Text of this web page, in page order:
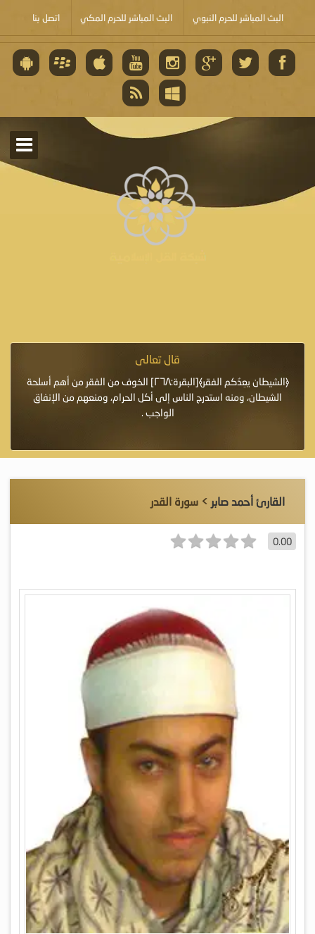
البث المباشر للحرم النبوي البث المباشر للحرم المكي اتصل بنا
قال تعالى
﴿الشيطان يعِدُكم الفقر﴾[البقرة:٢٦٨] الخوف من الفقر من أهم أسلحة
الشيطان، ومنه استدرج الناس إلى أكل الحرام، ومنعهم من الإنفاق
الواجب .
القارئ أحمد صابر > سورة القدر
0.00